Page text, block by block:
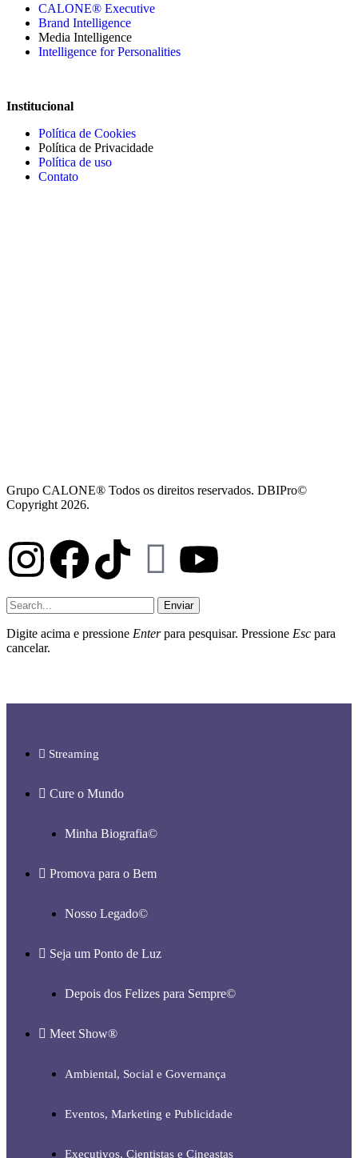
CALONE® Executive
Brand Intelligence
Media Intelligence
Intelligence for Personalities
Institucional
Política de Cookies
Política de Privacidade
Política de uso
Contato
Grupo CALONE® Todos os direitos reservados. DBIPro©
Copyright 2026.
Enviar
Digite acima e pressione Enterpara pesquisar. Pressione Esc para
cancelar.
Streaming
Cure o Mundo
Minha Biografia©
Promova para o Bem
Nosso Legado©
Seja um Ponto de Luz
Depois dos Felizes para Sempre©️
Meet Show®
Ambiental, Social e Governança
Eventos, Marketing e Publicidade
Executivos, Cientistas e Cineastas